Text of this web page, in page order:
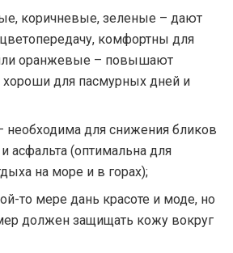
коричневые, зеленые – дают
комфортны для
оранжевые – повышают
хороши для пасмурных дней и
необходима для снижения бликов
асфальта (оптимальна для
на море и в горах);
то мере дань красоте и моде, но
должен защищать кожу вокруг